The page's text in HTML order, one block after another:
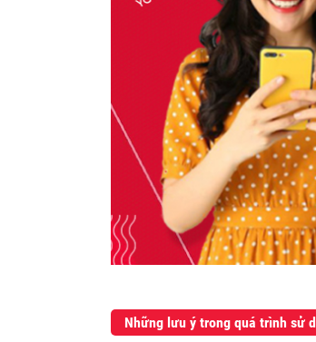
Những lưu ý trong quá trình sử